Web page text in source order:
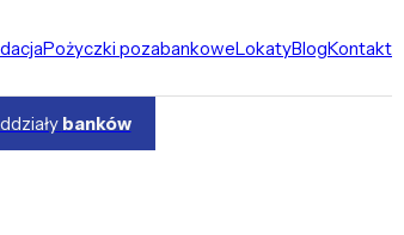
Pożyczki pozabankoweLokatyBlogKontakt
banków